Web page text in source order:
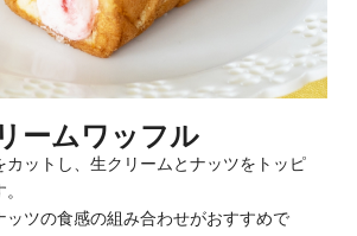
ームワッフル
カットし、生クリームとナッツをトッピ
ッツの食感の組み合わせがおすすめで